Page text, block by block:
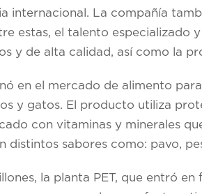
internacional. La compañía
estas, el talento especializado
y de alta calidad, así como la
en el mercado de alimento
y gatos. El producto utiliza
con vitaminas y minerales
distintos sabores como: pavo,
la planta PET, que entró